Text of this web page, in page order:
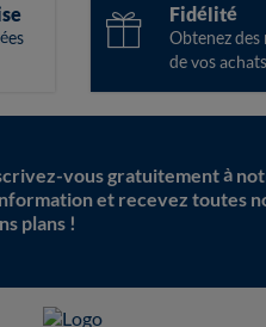
Fidélité
Obtenez
de vos achats
vous gratuitement à
et recevez toutes
plans !